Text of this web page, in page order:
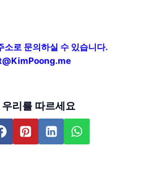
소로 문의하실 수 있습니다.
우리를 따르세요